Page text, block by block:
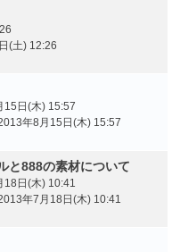
(土) 12:26
15日(木) 15:57
年8月15日(木) 15:57
と888の素材について
18日(木) 10:41
年7月18日(木) 10:41